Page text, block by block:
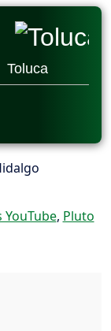
Toluca
YouTube, Pluto